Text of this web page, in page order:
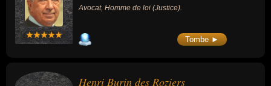
Avocat, Homme de loi (Justice).
Tombe ►
Henri Burin des Roziers